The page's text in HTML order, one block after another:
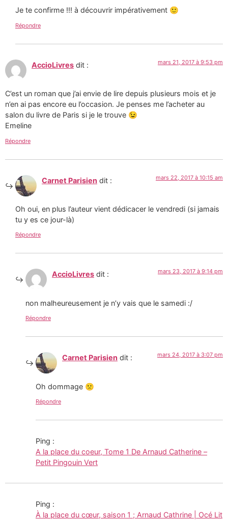
Je te confirme !!! à découvrir impérativement 🙂
Répondre
AccioLivres dit : mars 21, 2017 à 9:53 pm
C’est un roman que j’ai envie de lire depuis plusieurs mois et je
n’en ai pas encore eu l’occasion. Je penses me l’acheter au
salon du livre de Paris si je le trouve 😉
Emeline
Répondre
Carnet Parisien dit : mars 22, 2017 à 10:15 am
Oh oui, en plus l’auteur vient dédicacer le vendredi (si jamais
tu y es ce jour-là)
Répondre
AccioLivres dit : mars 23, 2017 à 9:14 pm
non malheureusement je n’y vais que le samedi :/
Répondre
Carnet Parisien dit : mars 24, 2017 à 3:07 pm
Oh dommage 🙁
Répondre
Ping :
A la place du coeur, Tome 1 De Arnaud Catherine –
Petit Pingouin Vert
Ping :
À la place du cœur, saison 1 ; Arnaud Cathrine | Océ Lit